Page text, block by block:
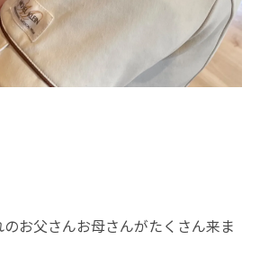
お父さんお母さんがたくさん来ま